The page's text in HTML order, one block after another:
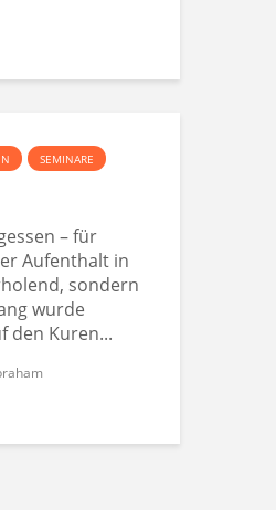
SEMINARE
– für
Aufenthalt in
sondern
wurde
den Kuren...